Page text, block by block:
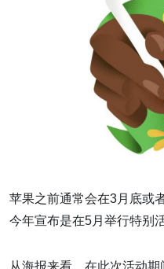
苹果之前通常会在3月底或
今年宣布是在5月举行特别
从海报来看，在此次活动期